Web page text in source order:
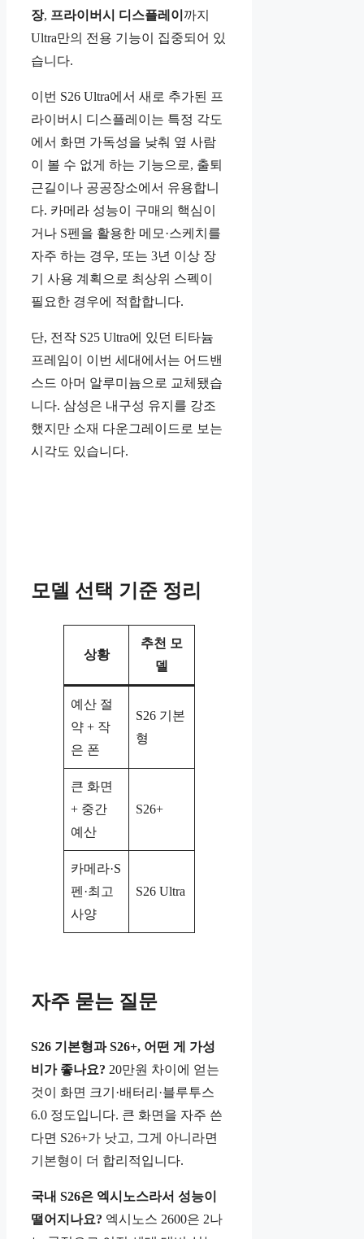
장, 프라이버시 디스플레이 까지
Ultra만의 전용 기능이 집중되어 있
습니다.
이번 S26 Ultra에서 새로 추가된 프
라이버시 디스플레이는 특정 각도
에서 화면 가독성을 낮춰 옆 사람
이 볼 수 없게 하는 기능으로, 출퇴
근길이나 공공장소에서 유용합니
다. 카메라 성능이 구매의 핵심이
거나 S펜을 활용한 메모·스케치를
자주 하는 경우, 또는 3년 이상 장
기 사용 계획으로 최상위 스펙이
필요한 경우에 적합합니다.
단, 전작 S25 Ultra에 있던 티타늄
프레임이 이번 세대에서는 어드밴
스드 아머 알루미늄으로 교체됐습
니다. 삼성은 내구성 유지를 강조
했지만 소재 다운그레이드로 보는
시각도 있습니다.
모델 선택 기준 정리
상황
추천 모
델
예산 절
약 + 작
은 폰
S26 기본
형
큰 화면
+ 중간
예산
S26+
카메라·S
펜·최고
사양
S26 Ultra
자주 묻는 질문
S26 기본형과 S26+, 어떤 게 가성
비가 좋나요? 20만원 차이에 얻는
것이 화면 크기·배터리·블루투스
6.0 정도입니다. 큰 화면을 자주 쓴
다면 S26+가 낫고, 그게 아니라면
기본형이 더 합리적입니다.
국내 S26은 엑시노스라서 성능이
떨어지나요? 엑시노스 2600은 2나